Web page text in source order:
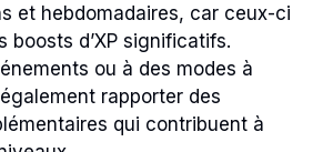
et hebdomadaires, car ceux-ci
boosts d’XP significatifs.
ou à des modes à
rapporter des
qui contribuent à